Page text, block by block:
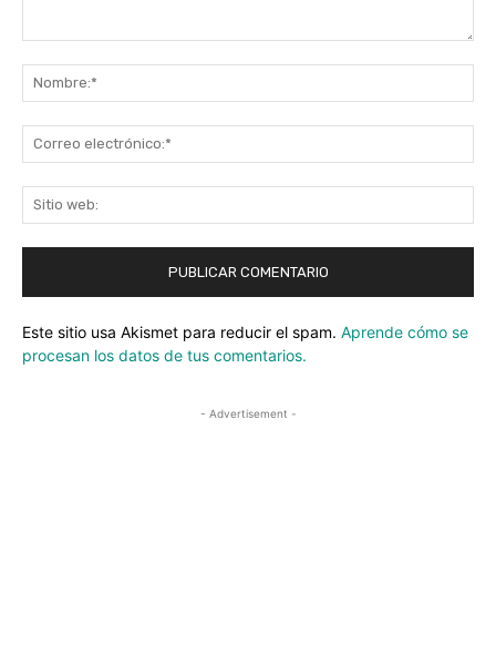
Este sitio usa Akismet para reducir el spam. Aprende cómo se
procesan los datos de tus comentarios.
- Advertisement -